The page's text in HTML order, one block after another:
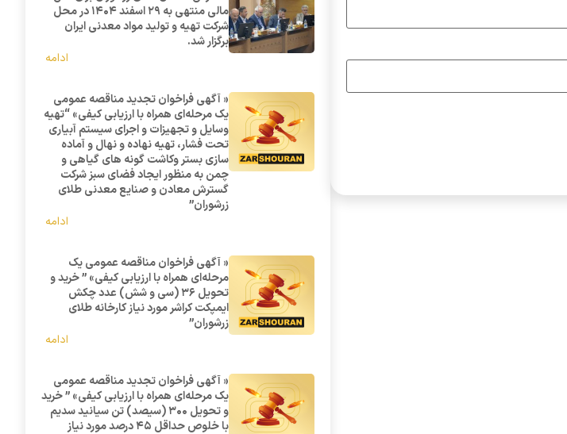
مالی منتهی به ۲۹ اسفند ۱۴۰۴ در محل
شرکت تهیه و تولید مواد معدنی ایران
برگزار شد.
ادامه
« آگهی فراخوان تجدید مناقصه عمومی
یک مرحله‌ای همراه با ارزیابی کیفی» “تهیه
وسایل و تجهیزات و اجرای سیستم آبیاری
تحت فشار، تهیه نهاده و نهال و آماده
سازی بستر وکاشت گونه های گیاهی و
چمن به منظور ایجاد فضای سبز شرکت
گسترش معادن و صنایع معدنی طلای
زرشوران”
ادامه
« آگهی فراخوان مناقصه عمومی یک
مرحله‌ای همراه با ارزیابی کیفی» ” خرید و
تحویل 36 (سی و شش) عدد چکش
ایمپکت کراشر مورد نیاز کارخانه طلای
زرشوران”
ادامه
« آگهی فراخوان تجدید مناقصه عمومی
یک مرحله‌ای همراه با ارزیابی کیفی» ” خرید
و تحویل 300 (سیصد) تن سیانید سدیم
با خلوص حداقل 45 درصد مورد نیاز